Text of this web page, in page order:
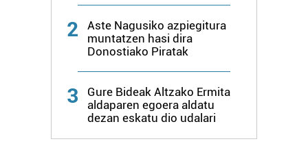
interes komertzial legitimoetan babesten dira. Ikusi gure
bazkideen zerrenda, beren ustez zein helburutarako
Lortu zure datu pertsonalak prozesatzeko moduari
datuen atalean. Edozein unetan alda edo ken dezakezu
2
Aste Nagusiko azpiegitura
muntatzen hasi dira
Donostiako Piratak
3
Gure Bideak Altzako Ermita
aldaparen egoera aldatu
dezan eskatu dio udalari